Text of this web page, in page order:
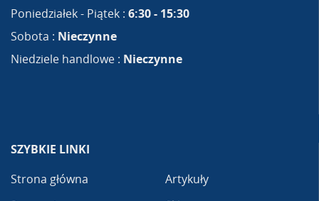
Poniedziałek - Piątek : 6:30 - 15:30
Sobota : Nieczynne
Niedziele handlowe : Nieczynne
SZYBKIE LINKI
Strona główna
Artykuły